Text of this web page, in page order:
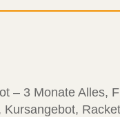
– 3 Monate Alles,
Kursangebot,